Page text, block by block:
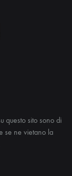
questo sito sono di
se ne vietano la